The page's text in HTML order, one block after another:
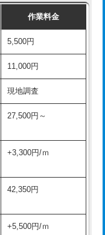
現場見積
13,200円
16,500円
16,500円
16,500円
3,300円
5,500円
11,000円
33,000円
作業料金
5,500円
11,000円
現地調査
27,500円～
+3,300円/ｍ
42,350円
+5,500円/ｍ